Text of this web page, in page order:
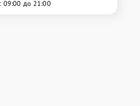
09:00 до 21:00